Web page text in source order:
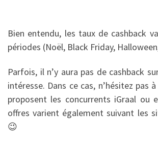
Bien entendu, les taux de cashback
périodes (Noël, Black Friday,
Parfois, il n’y aura pas de cashback
intéresse. Dans ce cas, n’hésitez pas
proposent les concurrents iGraal ou
offres varient également suivant les
😉